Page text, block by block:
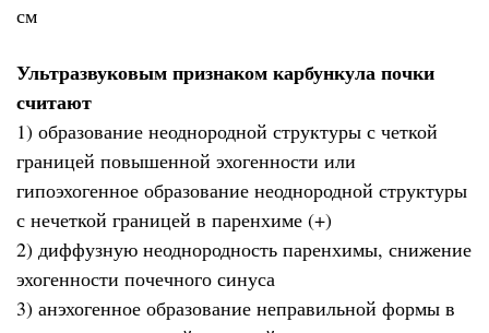
см
Ультразвуковым признаком карбункула почки
считают
1) образование неоднородной структуры с четкой
границей повышенной эхогенности или
гипоэхогенное образование неоднородной структуры
с нечеткой границей в паренхиме (+)
2) диффузную неоднородность паренхимы, снижение
эхогенности почечного синуса
3) анэхогенное образование неправильной формы в